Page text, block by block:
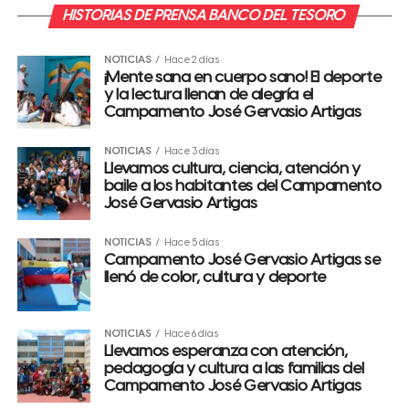
HISTORIAS DE PRENSA BANCO DEL TESORO
NOTICIAS Hace 2 días
¡Mente sana en cuerpo sano! El deporte
y la lectura llenan de alegría el
Campamento José Gervasio Artigas
NOTICIAS Hace 3 días
Llevamos cultura, ciencia, atención y
baile a los habitantes del Campamento
José Gervasio Artigas
NOTICIAS Hace 5 días
Campamento José Gervasio Artigas se
llenó de color, cultura y deporte
NOTICIAS Hace 6 días
Llevamos esperanza con atención,
pedagogía y cultura a las familias del
Campamento José Gervasio Artigas